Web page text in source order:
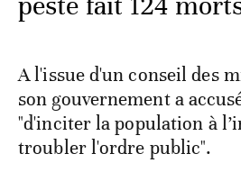
A l'issue d'un conseil des
son gouvernement a
"d'inciter la population à
troubler l'ordre public".